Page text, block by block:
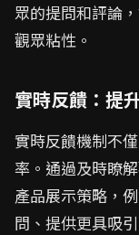
眾的提問和評論
觀眾粘性。
實時反饋：提
實時反饋機制不
率。通過及時瞭
產品展示策略，
問、提供更具吸